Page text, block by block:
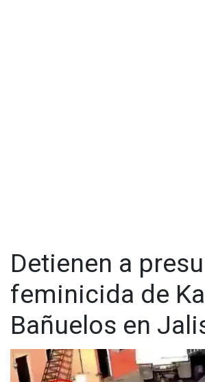
Detienen a
feminicida de
Bañuelos en